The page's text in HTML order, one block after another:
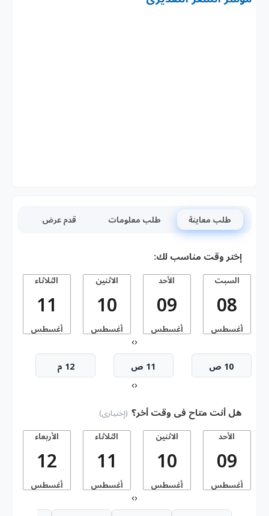
طلب معاينة طلب معلومات قدم عرض
إختر وقت مناسب لك:
السبت
08
أغسطس
الأحد
09
أغسطس
الاثنين
10
أغسطس
الثلاثاء
11
أغسطس
‹
›
10 ص 11 ص 12 م
‹
›
هل أنت متاح فى وقت أخر؟ (إختيارى)
الأحد
09
أغسطس
الاثنين
10
أغسطس
الثلاثاء
11
أغسطس
الأربعاء
12
أغسطس
‹
›